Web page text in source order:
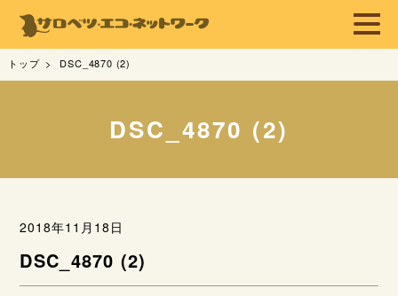
トップ DSC_4870 (2)
DSC_4870 (2)
2018年11月18日
DSC_4870 (2)